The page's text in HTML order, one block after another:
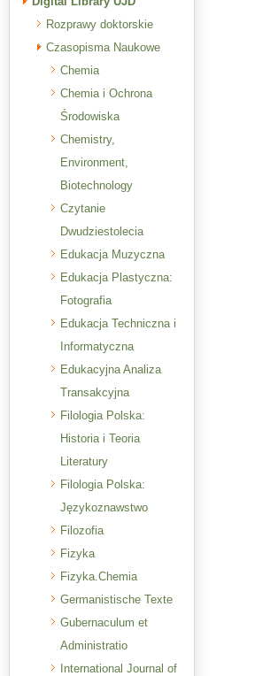
Rozprawy doktorskie
Czasopisma Naukowe
Chemia
Chemia i Ochrona
Środowiska
Chemistry,
Environment,
Biotechnology
Czytanie
Dwudziestolecia
Edukacja Muzyczna
Edukacja Plastyczna:
Fotografia
Edukacja Techniczna i
Informatyczna
Edukacyjna Analiza
Transakcyjna
Filologia Polska:
Historia i Teoria
Literatury
Filologia Polska:
Językoznawstwo
Filozofia
Fizyka
Fizyka.Chemia
Germanistische Texte
Gubernaculum et
Administratio
International Journal of